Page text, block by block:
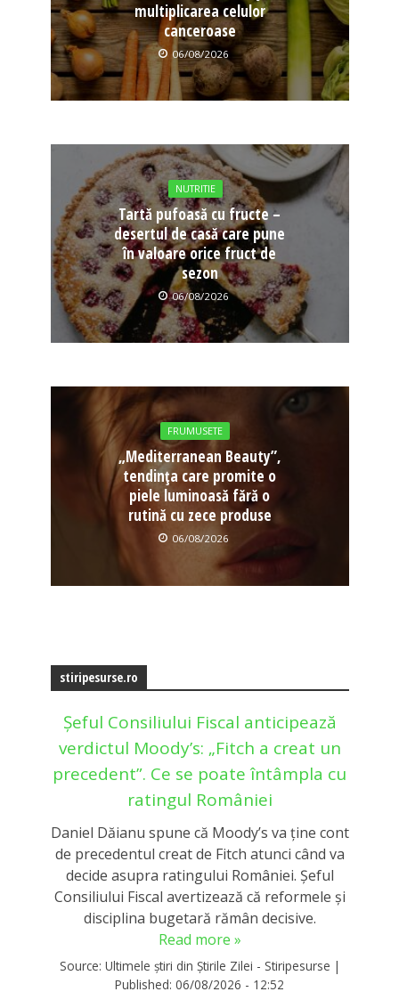
multiplicarea celulor
canceroase
06/08/2026
NUTRITIE
Tartă pufoasă cu fructe –
desertul de casă care pune
în valoare orice fruct de
sezon
06/08/2026
FRUMUSETE
„Mediterranean Beauty”,
tendința care promite o
piele luminoasă fără o
rutină cu zece produse
06/08/2026
stiripesurse.ro
Șeful Consiliului Fiscal anticipează
verdictul Moody’s: „Fitch a creat un
precedent”. Ce se poate întâmpla cu
ratingul României
Daniel Dăianu spune că Moody’s va ține cont
de precedentul creat de Fitch atunci când va
decide asupra ratingului României. Șeful
Consiliului Fiscal avertizează că reformele și
disciplina bugetară rămân decisive.
Read more »
Source: Ultimele știri din Știrile Zilei - Stiripesurse |
Published: 06/08/2026 - 12:52